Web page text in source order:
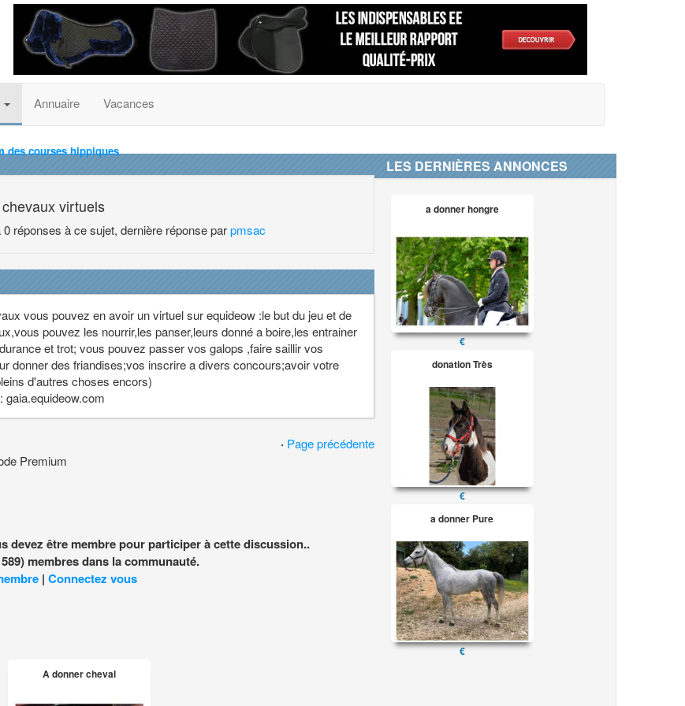
Annuaire Vacances
des courses hippiques
virtuels
0 réponses à ce sujet, dernière réponse parpmsac
vous pouvez en avoir un virtuel sur equideow :le but du jeu et de
pouvez les nourrir,les panser,leurs donné a boire,les entrainer
et trot; vous pouvez passer vos galops ,faire saillir vos
donner des friandises;vos inscrire a divers concours;avoir votre
d'autres choses encors)
· Page précédente
Premium
devez être membre pour participer à cette discussion..
membres dans la communauté.
| Connectez vous
LES DERNIÈRES ANNONCES
a donner hongre
€
donation Très
€
a donner Pure
€
A donner cheval